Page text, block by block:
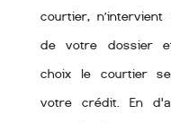
courtier, n’intervient
de votre dossier
choix le courtier
votre crédit. En